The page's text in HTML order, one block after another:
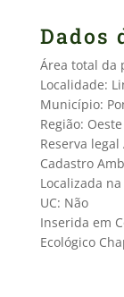
Dados
Área total da
Localidade:
Município:
Região: Oeste
Reserva
Cadastro
Localizada
UC: Não
Inserida em
Ecológico